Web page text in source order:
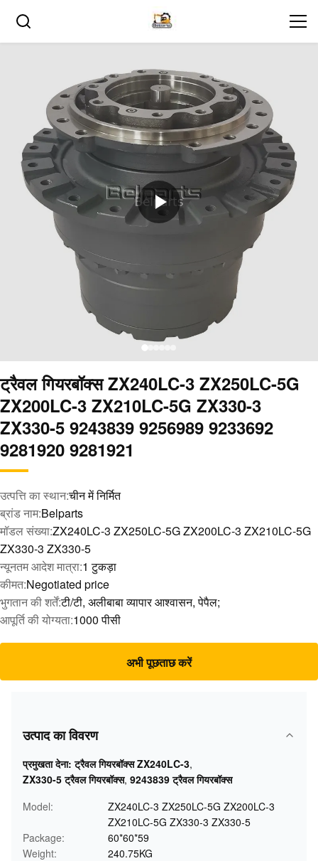
ट्रैवल गियरबॉक्स ZX240LC-3 ZX250LC-5G
ZX200LC-3 ZX210LC-5G ZX330-3
ZX330-5 9243839 9256989 9233692
9281920 9281921
उत्पत्ति का स्थान:चीन में निर्मित
ब्रांड नाम:Belparts
मॉडल संख्या:ZX240LC-3 ZX250LC-5G ZX200LC-3 ZX210LC-5G
ZX330-3 ZX330-5
न्यूनतम आदेश मात्रा:1 टुकड़ा
कीमत:Negotiated price
भुगतान की शर्तें:टी/टी, अलीबाबा व्यापार आश्वासन, पेपैल;
आपूर्ति की योग्यता:1000 पीसी
अभी पूछताछ करें
उत्पाद का विवरण
प्रमुखता देना: ट्रैवल गियरबॉक्स ZX240LC-3,
ZX330-5 ट्रैवल गियरबॉक्स, 9243839 ट्रैवल गियरबॉक्स
Model:
ZX240LC-3 ZX250LC-5G ZX200LC-3
ZX210LC-5G ZX330-3 ZX330-5
Package:
60*60*59
Weight:
240.75KG